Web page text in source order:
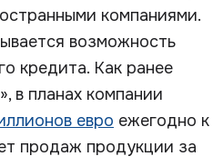
компаниями.
возможность
кредита. Как ранее
в планах компании
евро ежегодно к
продаж продукции за